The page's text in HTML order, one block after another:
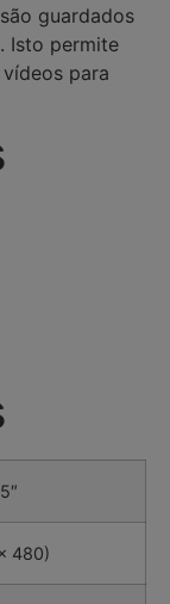
guardados
Isto permite
para
480)